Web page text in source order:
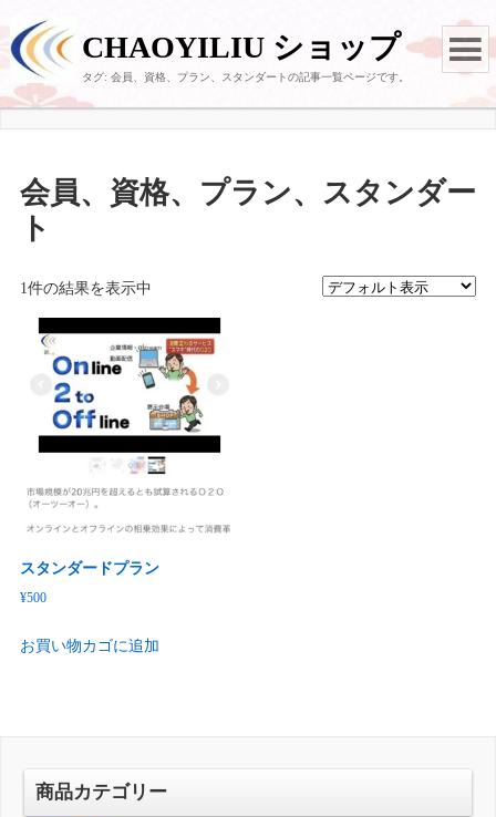
CHAOYILIU ショップ
タグ: 会員、資格、プラン、スタンダートの記事一覧ページです。
会員、資格、プラン、スタンダー
ト
1件の結果を表示中
スタンダードプラン
¥500
お買い物カゴに追加
商品カテゴリー